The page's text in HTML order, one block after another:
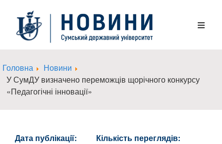
Головна
Новини
У СумДУ визначено переможців щорічного конкурсу
«Педагогічні інновації»
Дата публікації:
Кількість переглядів: